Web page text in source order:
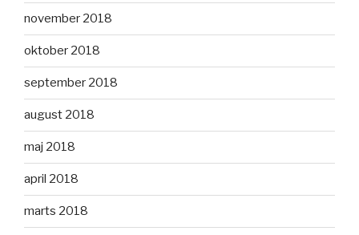
november 2018
oktober 2018
september 2018
august 2018
maj 2018
april 2018
marts 2018